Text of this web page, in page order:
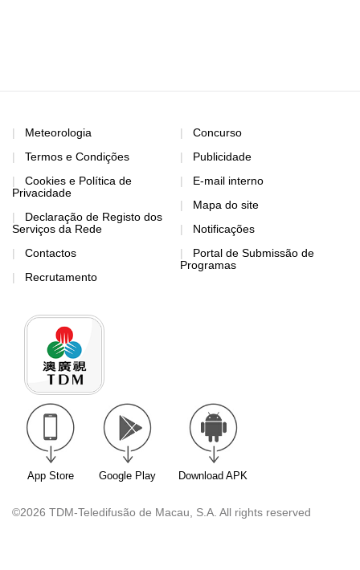
Meteorologia
Termos e Condições
Cookies e Política de
Privacidade
Declaração de Registo dos
Serviços da Rede
Contactos
Recrutamento
Concurso
Publicidade
E-mail interno
Mapa do site
Notificações
Portal de Submissão de
Programas
App Store Google Play Download APK
©2026 TDM-Teledifusão de Macau, S.A. All rights reserved